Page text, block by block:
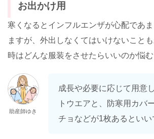
お出かけ用
寒くなるとインフルエンザが心配であ
ますが、外出しなくてはいけないこと
時はどんな服装をさせたらいいのか悩む
助産師ゆき
成長や必要に応じて用意
トウエアと、防寒用カバ
チョなどが1枚あるといい